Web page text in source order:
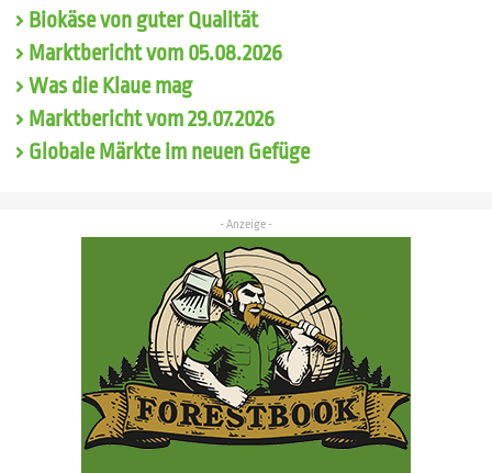
Biokäse von guter Qualität
Marktbericht vom 05.08.2026
Was die Klaue mag
Marktbericht vom 29.07.2026
Globale Märkte im neuen Gefüge